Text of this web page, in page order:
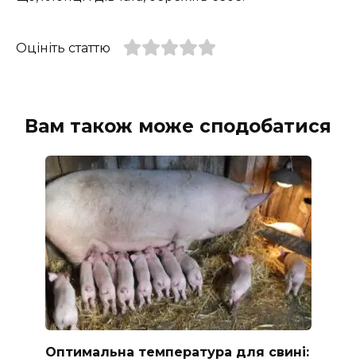
Оцініть статтю
Вам також може сподобатися
Оптимальна температура для свині: